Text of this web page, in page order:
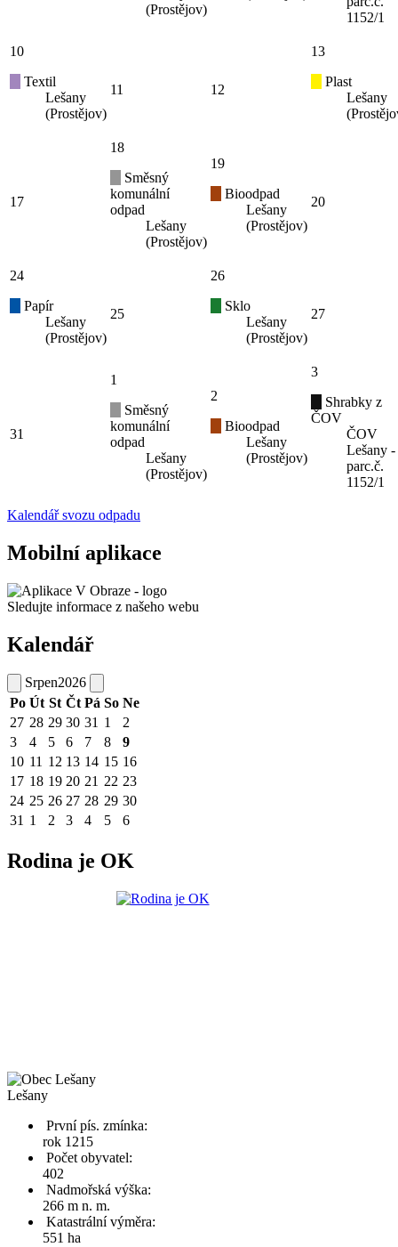
(Prostějov)
1152/1
10
Textil
Lešany
(Prostějov)
11 12
13
Plast
Lešany
17
18
Směsný
komunální
odpad
Lešany
(Prostějov)
19
Bioodpad
Lešany
(Prostějov)
20
24
Papír
Lešany
(Prostějov)
25
26
Sklo
Lešany
(Prostějov)
27
31
1
Směsný
komunální
odpad
Lešany
(Prostějov)
2
Bioodpad
Lešany
(Prostějov)
3
Shrabky z
ČOV
ČOV
Lešany -
parc.č.
1152/1
Kalendář svozu odpadu
Mobilní aplikace
Sledujte informace z našeho webu
Kalendář
Srpen2026
Po Út St Čt Pá So Ne
27 28 29 30 31 1
2
3
4 5 6 7 8
9
10 11 12 13 14 15 16
17 18 19 20 21 22 23
24 25 26 27 28 29 30
31 1 2 3 4 5 6
Rodina je OK
Lešany
První pís. zmínka:
rok 1215
Počet obyvatel:
402
Nadmořská výška:
266 m n. m.
Katastrální výměra:
551 ha